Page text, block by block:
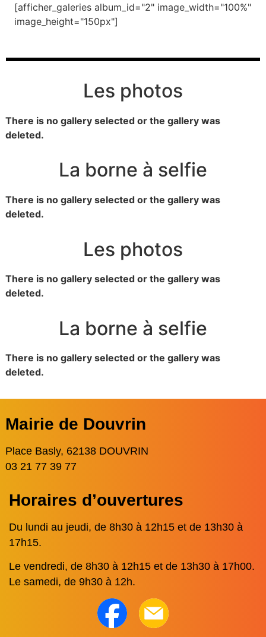
[afficher_galeries album_id="2" image_width="100%"
image_height="150px"]
Les photos
There is no gallery selected or the gallery was
deleted.
La borne à selfie
There is no gallery selected or the gallery was
deleted.
Les photos
There is no gallery selected or the gallery was
deleted.
La borne à selfie
There is no gallery selected or the gallery was
deleted.
Mairie de Douvrin
Place Basly, 62138 DOUVRIN
03 21 77 39 77
Horaires d’ouvertures
Du lundi au jeudi, de 8h30 à 12h15 et de 13h30 à
17h15.
Le vendredi, de 8h30 à 12h15 et de 13h30 à 17h00.
Le samedi, de 9h30 à 12h.